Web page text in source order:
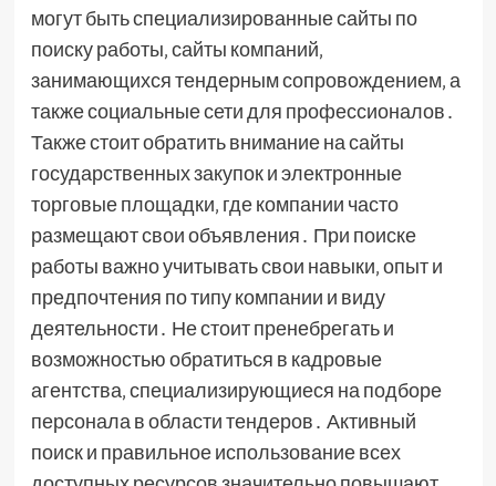
могут быть специализированные сайты по
поиску работы‚ сайты компаний‚
занимающихся тендерным сопровождением‚ а
также социальные сети для профессионалов․
Также стоит обратить внимание на сайты
государственных закупок и электронные
торговые площадки‚ где компании часто
размещают свои объявления․ При поиске
работы важно учитывать свои навыки‚ опыт и
предпочтения по типу компании и виду
деятельности․ Не стоит пренебрегать и
возможностью обратиться в кадровые
агентства‚ специализирующиеся на подборе
персонала в области тендеров․ Активный
поиск и правильное использование всех